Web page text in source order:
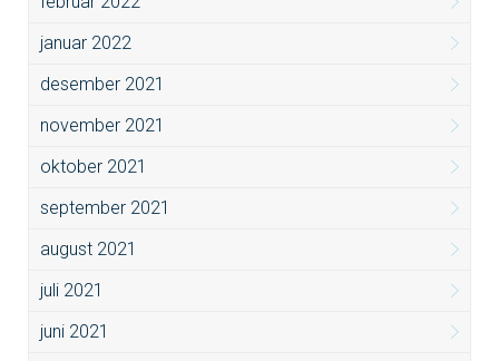
januar 2022
desember 2021
november 2021
oktober 2021
september 2021
august 2021
juli 2021
juni 2021